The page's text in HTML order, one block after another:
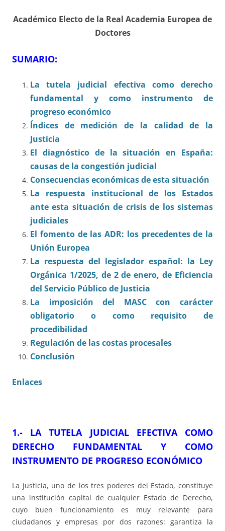
Académico Electo de la Real Academia Europea de
Doctores
SUMARIO:
La tutela judicial efectiva como derecho
fundamental y como instrumento de
progreso económico
Índices de medición de la calidad de la
Justicia
El diagnóstico de la situación en España:
causas de la congestión judicial
Consecuencias económicas de esta situación
La respuesta institucional de los Estados
ante esta situación de crisis de los sistemas
judiciales
El fomento de las ADR: los precedentes de la
Unión Europea
La respuesta del legislador español: la Ley
Orgánica 1/2025, de 2 de enero, de Eficiencia
del Servicio Público de Justicia
La imposición del MASC con carácter
obligatorio o como requisito de
procedibilidad
Regulación de las costas procesales
Conclusión
Enlaces
1.- LA TUTELA JUDICIAL EFECTIVA COMO
DERECHO FUNDAMENTAL Y COMO
INSTRUMENTO DE PROGRESO ECONÓMICO
La justicia, uno de los tres poderes del Estado, constituye
una institución capital de cualquier Estado de Derecho,
cuyo buen funcionamiento es muy relevante para
ciudadanos y empresas por dos razones: garantiza la